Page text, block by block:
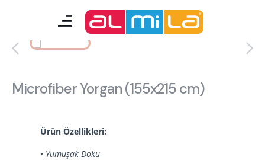
Microfiber Yorgan (155x215 cm)
Ürün Özellikleri:
• Yumuşak Doku